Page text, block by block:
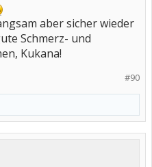
aber sicher wieder
Schmerz- und
Kukana!
#90